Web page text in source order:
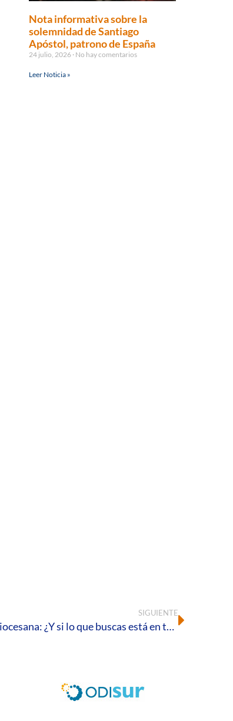
Nota informativa sobre la
solemnidad de Santiago
Apóstol, patrono de España
24 julio, 2026 No hay comentarios
Leer Noticia »
SIGUIENTE
10 de noviembre, Día de la Iglesia Diocesana: ¿Y si lo que buscas está en tu interior?